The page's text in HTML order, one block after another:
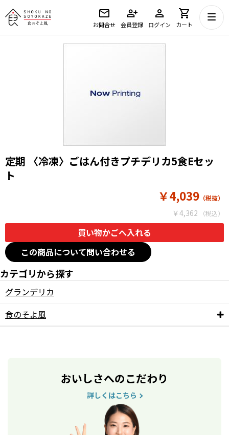
お問合せ 会員登録 ログイン カート
定期 〈冷凍〉ごはん付きプチデリカ5食Eセッ
ト
￥4,362
￥4,039
この商品について問い合わせる
カテゴリから探す
グランデリカ
食のそよ風
おいしさへのこだわり
詳しくはこちら